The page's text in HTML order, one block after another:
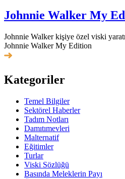
Johnnie Walker My
Johnnie Walker kişiye özel viski
Johnnie Walker My Edition
Kategoriler
Temel Bilgiler
Sektörel Haberler
Tadım Notları
Damıtımevleri
Malternatif
Eğitimler
Turlar
Viski Sözlüğü
Basında Meleklerin Payı